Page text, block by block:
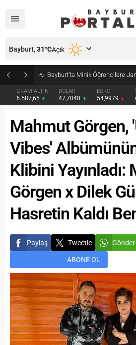
Bayburt’ta Minik Öğrencilere
GRAM ALTIN
6.587,65
DOLAR
47,7040
EURO
54,9979
Bayburt,31°CAçık
Mahmut Görgen,
Vibes'
Klibini Yayınladı:
Görgen x Dilek
Hasretin Kaldı
Paylaş Tweetle Gönder
ABONE OL